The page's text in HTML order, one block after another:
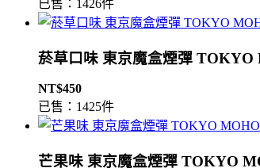
已售：1426件
菸草口味 東京魔盒煙彈
NT$450
已售：1425件
芒果味 東京魔盒煙彈 TOKYO